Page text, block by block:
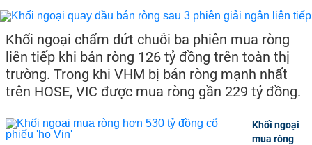
Khối ngoại chấm dứt chuỗi ba phiên mua ròng
liên tiếp khi bán ròng 126 tỷ đồng trên toàn thị
trường. Trong khi VHM bị bán ròng mạnh nhất
trên HOSE, VIC được mua ròng gần 229 tỷ đồng.
Khối ngoại
mua ròng